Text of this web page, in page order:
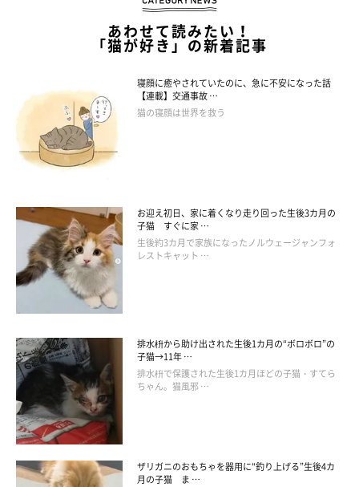
愛猫たちのふだんの様子は？
あわせて読みたい！
「猫が好き」の新着記事
寝顔に癒やされていたのに、急に不安になった話
【連載】交通事故 …
猫の寝顔は世界を救う
お迎え初日、家に着くなり走り回った生後3カ月の
子猫 すぐに家 …
生後約3カ月で家族になったノルウェージャンフォ
レストキャット …
排水枡から助け出された生後1カ月の“ボロボロ”の
子猫→11年 …
排水枡で保護された生後1カ月ほどの子猫・すてら
ちゃん。猫風邪 …
ザリガニのおもちゃを器用に“釣り上げる”生後4カ
月の子猫 ま …